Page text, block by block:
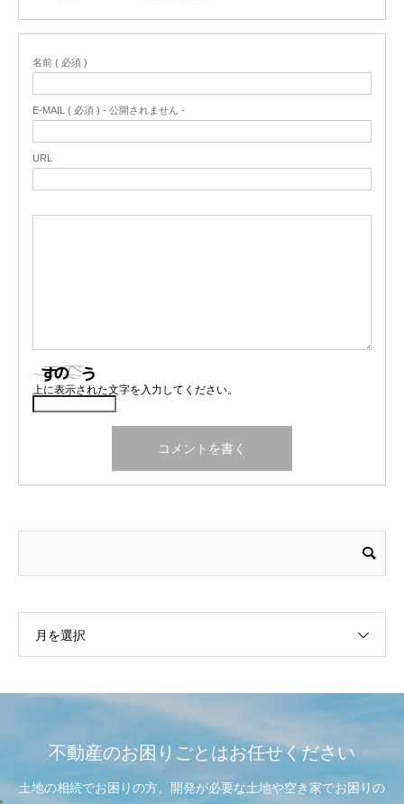
名前 ( 必須 )
E-MAIL ( 必須 ) - 公開されません -
URL
上に表示された文字を入力してください。
月を選択
不動産のお困りごとはお任せください
土地の相続でお困りの方、開発が必要な土地や空き家でお困りの